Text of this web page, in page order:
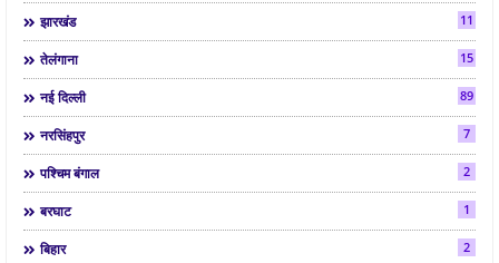
झारखंड 11
तेलंगाना 15
नई दिल्ली 89
नरसिंहपुर 7
पश्चिम बंगाल 2
बरघाट 1
बिहार 2